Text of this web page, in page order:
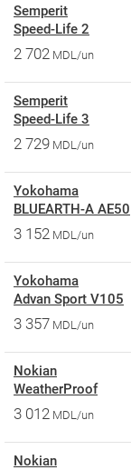
Semperit
Speed-Life 2
2 702 MDL/un
Semperit
Speed-Life 3
2 729 MDL/un
Yokohama
BLUEARTH-A AE50
3 152 MDL/un
Yokohama
Advan Sport V105
3 357 MDL/un
Nokian
WeatherProof
3 012 MDL/un
Nokian